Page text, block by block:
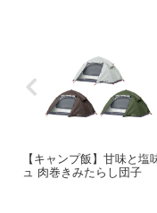
【キャンプ飯】甘味と塩
ュ 肉巻きみたらし団子